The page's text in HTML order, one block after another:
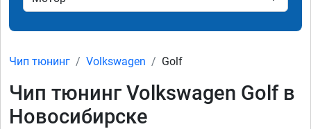
Чип тюнинг Volkswagen Golf
Чип тюнинг Volkswagen Golf в
Новосибирске